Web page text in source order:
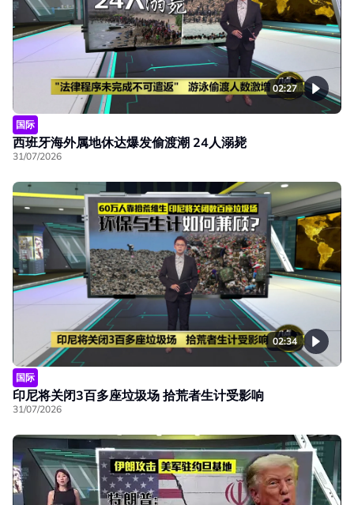
02:27
国际
西班牙海外属地休达爆发偷渡潮 24人溺毙
31/07/2026
02:34
国际
印尼将关闭3百多座垃圾场 拾荒者生计受影响
31/07/2026